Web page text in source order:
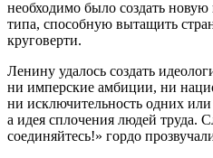
необходимо было создать
типа, способную вытащить
круговерти.
Ленину удалось создать
ни имперские амбиции, ни
ни исключительность одних
а идея сплочения людей труда.
соединяйтесь!» гордо